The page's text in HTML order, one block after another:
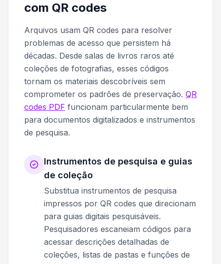
com QR codes
Arquivos usam QR codes para resolver
problemas de acesso que persistem há
décadas. Desde salas de livros raros até
coleções de fotografias, esses códigos
tornam os materiais descobríveis sem
comprometer os padrões de preservação. QR
codes PDF funcionam particularmente bem
para documentos digitalizados e instrumentos
de pesquisa.
Instrumentos de pesquisa e guias
de coleção
Substitua instrumentos de pesquisa
impressos por QR codes que direcionam
para guias digitais pesquisáveis.
Pesquisadores escaneiam códigos para
acessar descrições detalhadas de
coleções, listas de pastas e funções de